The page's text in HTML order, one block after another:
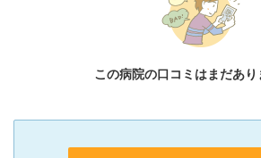
この病院の口コミはまだあり